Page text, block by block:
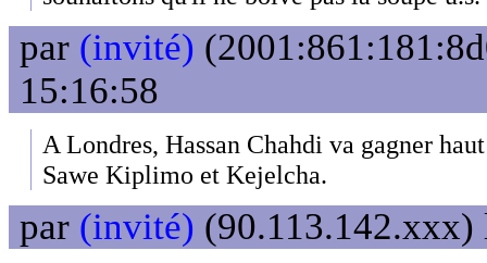
par (invité)
15:16:58
A Londres, Hassan Chahdi va gagner
Sawe Kiplimo et Kejelcha.
par (invité) (90.113.142.xxx)